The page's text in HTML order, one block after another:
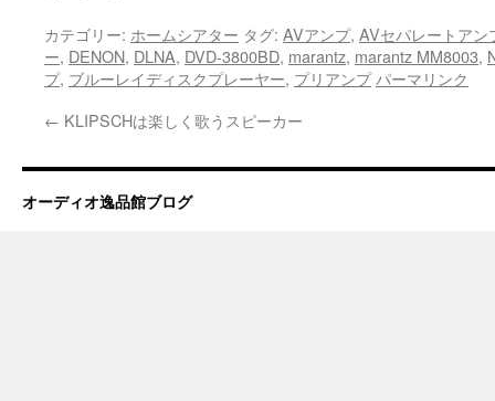
カテゴリー: ホームシアター タグ: AVアンプ, AVセパレートアン
ー, DENON, DLNA, DVD-3800BD, marantz, marantz MM8003,
プ, ブルーレイディスクプレーヤー, プリアンプ パーマリンク
← KLIPSCHは楽しく歌うスピーカー
オーディオ逸品館ブログ